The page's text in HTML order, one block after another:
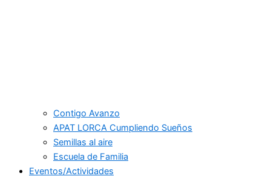
Contigo Avanzo
APAT LORCA Cumpliendo Sueños
Semillas al aire
Escuela de Familia
Eventos/Actividades